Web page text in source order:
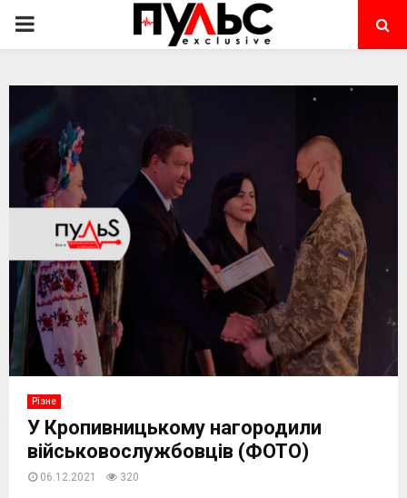
PRIMARY
Різне
У Кропивницькому нагородили
військовослужбовців (ФОТО)
06.12.2021 320